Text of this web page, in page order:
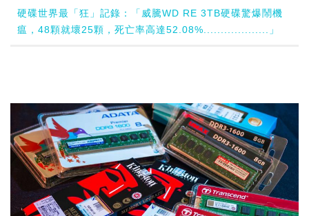
硬碟世界最「狂」記錄：「威騰WD RE 3TB硬碟驚爆鬧機
瘟，48顆就壞25顆，死亡率高達52.08%...................」